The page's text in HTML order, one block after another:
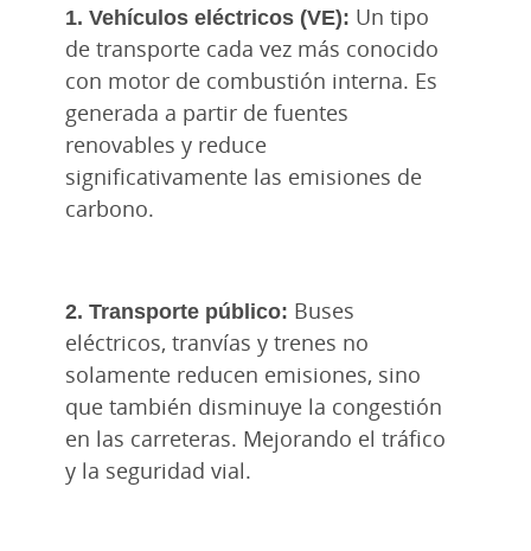
1. Vehículos eléctricos (VE): Un tipo
de transporte cada vez más conocido
con motor de combustión interna. Es
generada a partir de fuentes
renovables y reduce
significativamente las emisiones de
carbono.
2. Transporte público: Buses
eléctricos, tranvías y trenes no
solamente reducen emisiones, sino
que también disminuye la congestión
en las carreteras. Mejorando el tráfico
y la seguridad vial.